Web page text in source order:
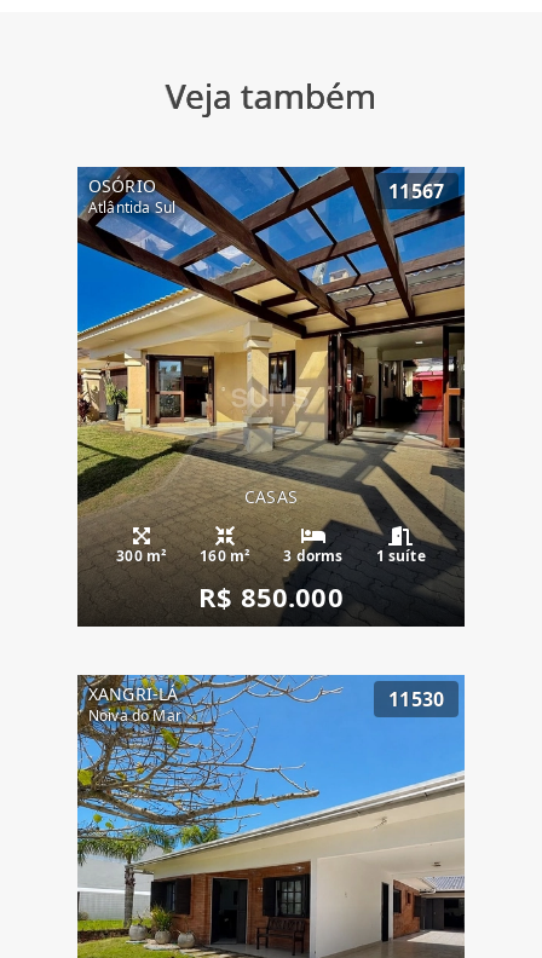
Veja também
OSÓRIO
Atlântida Sul
11567
CASAS
300 m² 160 m² 3 dorms 1 suíte
R$ 850.000
XANGRI-LÁ
Noiva do Mar
11530